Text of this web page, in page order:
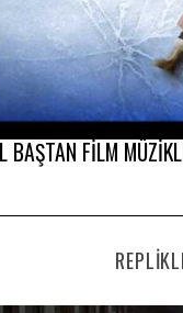
BAŞTAN FİLM